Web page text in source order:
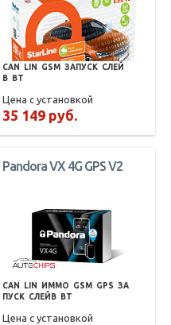
CAN LIN GSM ЗАПУСК СЛЕЙ
В
BT
Цена с установкой
35 149 руб.
Pandora VX 4G GPS V2
CAN LIN ИММО GSM GPS ЗА
ПУСК СЛЕЙВ BT
Цена с установкой